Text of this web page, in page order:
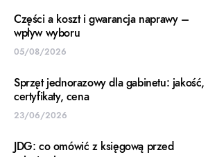
Części a koszt i gwarancja naprawy –
wpływ wyboru
05/08/2026
Sprzęt jednorazowy dla gabinetu: jakość,
certyfikaty, cena
23/06/2026
JDG: co omówić z księgową przed